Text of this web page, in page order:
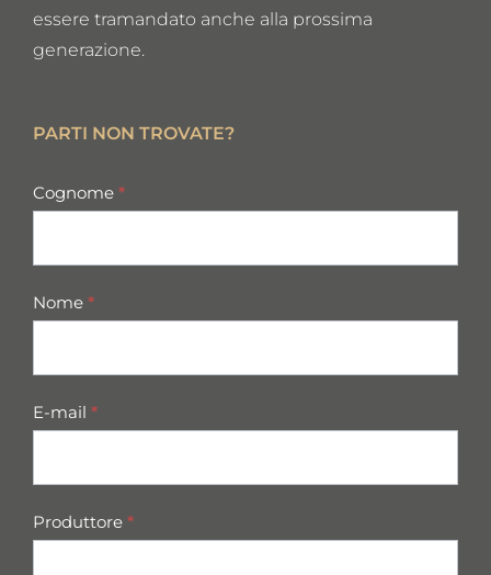
essere tramandato anche alla prossima
generazione.
PARTI NON TROVATE?
missing
Cognome *
Nome *
E-mail *
Produttore *